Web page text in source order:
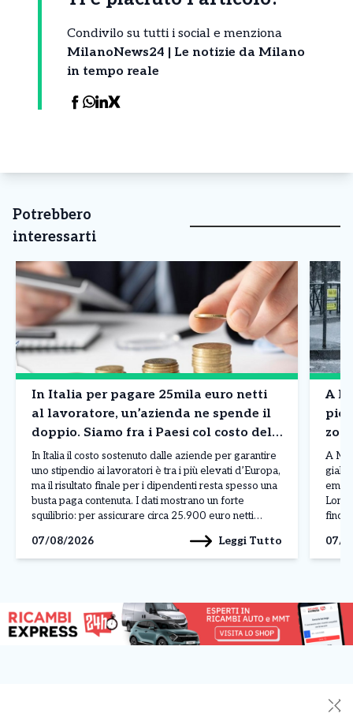
Condivilo su tutti i social e menziona
MilanoNews24 | Le notizie da Milano
in tempo reale
Potrebbero
interessarti
In Italia per pagare 25mila euro netti
al lavoratore, un’azienda ne spende il
doppio. Siamo fra i Paesi col costo del
lavoro più in alto in Europa. I dati
In Italia il costo sostenuto dalle aziende per garantire
uno stipendio ai lavoratori è tra i più elevati d’Europa,
ma il risultato finale per i dipendenti resta spesso una
busta paga contenuta. I dati mostrano un forte
squilibrio: per assicurare circa 25.900 euro netti
una spesa complessiva vicina […]
07/08/2026 Leggi Tutto
A
A
giallo
fino
07/
✕